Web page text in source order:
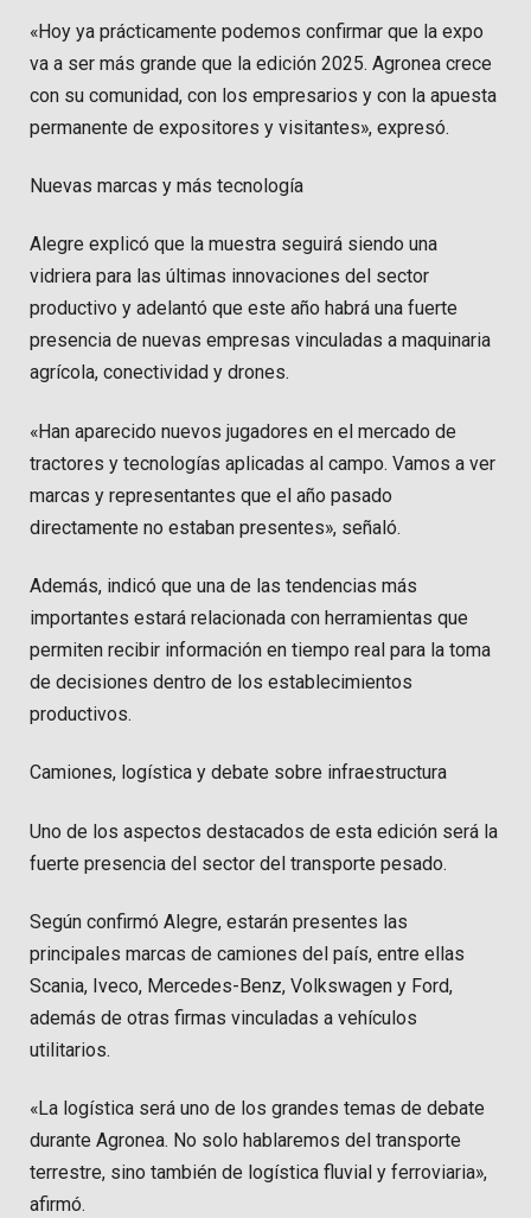
«Hoy ya prácticamente podemos confirmar que la expo
va a ser más grande que la edición 2025. Agronea crece
con su comunidad, con los empresarios y con la apuesta
permanente de expositores y visitantes», expresó.
Nuevas marcas y más tecnología
Alegre explicó que la muestra seguirá siendo una
vidriera para las últimas innovaciones del sector
productivo y adelantó que este año habrá una fuerte
presencia de nuevas empresas vinculadas a maquinaria
agrícola, conectividad y drones.
«Han aparecido nuevos jugadores en el mercado de
tractores y tecnologías aplicadas al campo. Vamos a ver
marcas y representantes que el año pasado
directamente no estaban presentes», señaló.
Además, indicó que una de las tendencias más
importantes estará relacionada con herramientas que
permiten recibir información en tiempo real para la toma
de decisiones dentro de los establecimientos
productivos.
Camiones, logística y debate sobre infraestructura
Uno de los aspectos destacados de esta edición será la
fuerte presencia del sector del transporte pesado.
Según confirmó Alegre, estarán presentes las
principales marcas de camiones del país, entre ellas
Scania, Iveco, Mercedes-Benz, Volkswagen y Ford,
además de otras firmas vinculadas a vehículos
utilitarios.
«La logística será uno de los grandes temas de debate
durante Agronea. No solo hablaremos del transporte
terrestre, sino también de logística fluvial y ferroviaria»,
afirmó.